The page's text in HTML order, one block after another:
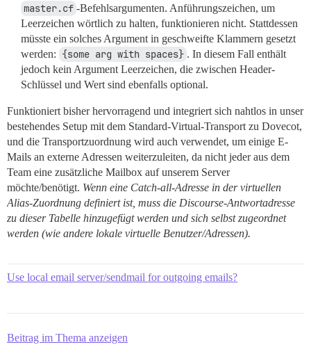
master.cf -Befehlsargumenten. Anführungszeichen, um
Leerzeichen wörtlich zu halten, funktionieren nicht. Stattdessen
müsste ein solches Argument in geschweifte Klammern gesetzt
werden: {some arg with spaces} . In diesem Fall enthält
jedoch kein Argument Leerzeichen, die zwischen Header-
Schlüssel und Wert sind ebenfalls optional.
Funktioniert bisher hervorragend und integriert sich nahtlos in unser
bestehendes Setup mit dem Standard-Virtual-Transport zu Dovecot,
und die Transportzuordnung wird auch verwendet, um einige E-
Mails an externe Adressen weiterzuleiten, da nicht jeder aus dem
Team eine zusätzliche Mailbox auf unserem Server
möchte/benötigt. Wenn eine Catch-all-Adresse in der virtuellen
Alias-Zuordnung definiert ist, muss die Discourse-Antwortadresse
zu dieser Tabelle hinzugefügt werden und sich selbst zugeordnet
werden (wie andere lokale virtuelle Benutzer/Adressen).
Use local email server/sendmail for outgoing emails?
Beitrag im Thema anzeigen